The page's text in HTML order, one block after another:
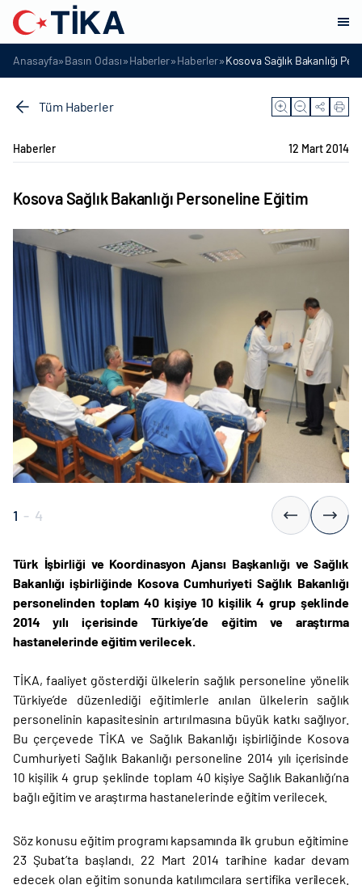
Anasayfa»Basın Odası»Haberler»Haberler»Kosova Sağlık Bakanlığı
Tüm Haberler
Haberler 12 Mart 2014
Kosova Sağlık Bakanlığı Personeline Eğitim
1 - 4
Türk İşbirliği ve Koordinasyon Ajansı Başkanlığı ve Sağlık
Bakanlığı işbirliğinde Kosova Cumhuriyeti Sağlık Bakanlığı
personelinden toplam 40 kişiye 10 kişilik 4 grup şeklinde
2014 yılı içerisinde Türkiye’de eğitim ve araştırma
hastanelerinde eğitim verilecek.
TİKA, faaliyet gösterdiği ülkelerin sağlık personeline yönelik
Türkiye’de düzenlediği eğitimlerle anılan ülkelerin sağlık
personelinin kapasitesinin artırılmasına büyük katkı sağlıyor.
Bu çerçevede TİKA ve Sağlık Bakanlığı işbirliğinde Kosova
Cumhuriyeti Sağlık Bakanlığı personeline 2014 yılı içerisinde
10 kişilik 4 grup şeklinde toplam 40 kişiye Sağlık Bakanlığı’na
bağlı eğitim ve araştırma hastanelerinde eğitim verilecek.
Söz konusu eğitim programı kapsamında ilk grubun eğitimine
23 Şubat’ta başlandı. 22 Mart 2014 tarihine kadar devam
edecek olan eğitim sonunda katılımcılara sertifika verilecek.